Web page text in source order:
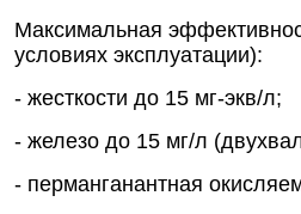
Максимальная
условиях эксплуатации):
- жесткости до 15 мг-экв/л;
- железо до 15 мг/л
- перманганантная